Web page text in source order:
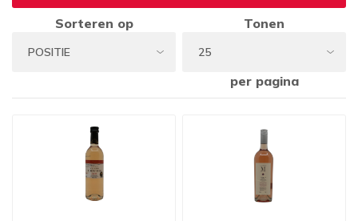
Sorteren op Tonen
per pagina